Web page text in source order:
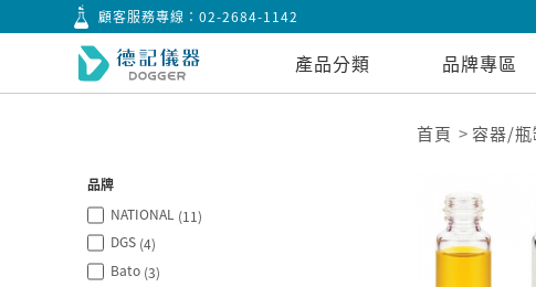
顧客服務專線：02-2684-1142
產品分類 品牌專區
首頁 容器/瓶
品牌
NATIONAL (11)
DGS (4)
Bato (3)